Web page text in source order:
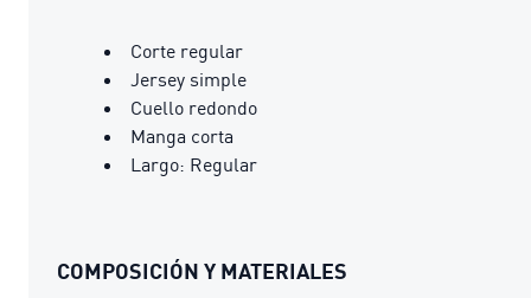
Corte regular
Jersey simple
Cuello redondo
Manga corta
Largo: Regular
COMPOSICIÓN Y MATERIALES